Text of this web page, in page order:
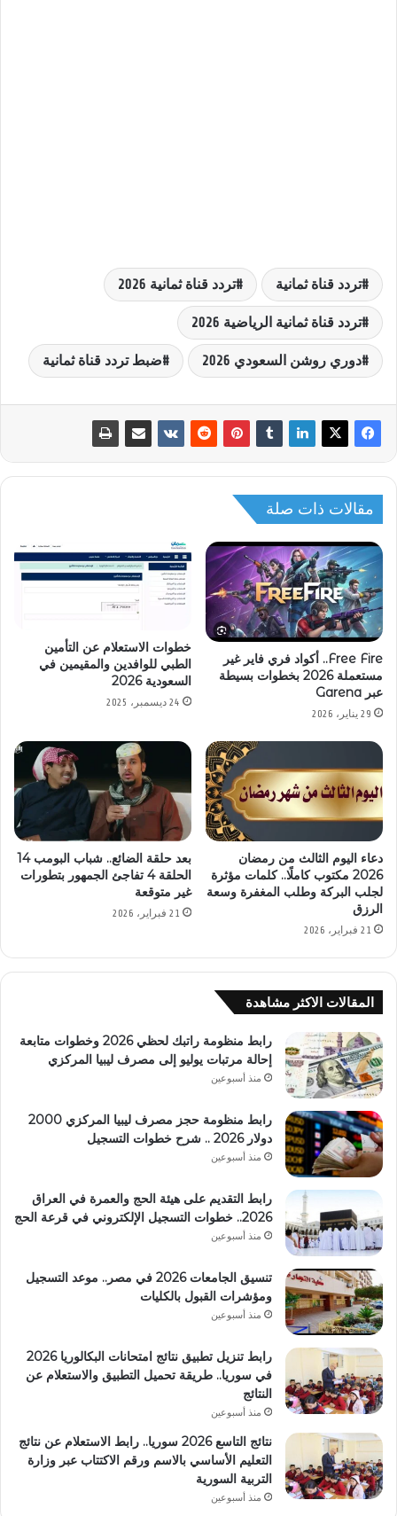
تردد قناة ثمانية تردد قناة ثمانية 2026
تردد قناة ثمانية الرياضية 2026
دوري روشن السعودي 2026 ضبط تردد قناة ثمانية
مقالات ذات صلة
Free Fire.. أكواد فري فاير غير
مستعملة 2026 بخطوات بسيطة
عبر Garena
29 يناير، 2026
خطوات الاستعلام عن التأمين
الطبي للوافدين والمقيمين في
السعودية 2026
24 ديسمبر، 2025
دعاء اليوم الثالث من رمضان
2026 مكتوب كاملًا.. كلمات مؤثرة
لجلب البركة وطلب المغفرة وسعة
الرزق
21 فبراير، 2026
بعد حلقة الضائع.. شباب البومب 14
الحلقة 4 تفاجئ الجمهور بتطورات
غير متوقعة
21 فبراير، 2026
المقالات الاكثر مشاهدة
رابط منظومة راتبك لحظي 2026 وخطوات متابعة
إحالة مرتبات يوليو إلى مصرف ليبيا المركزي
منذ أسبوعين
رابط منظومة حجز مصرف ليبيا المركزي 2000
دولار 2026 .. شرح خطوات التسجيل
منذ أسبوعين
رابط التقديم على هيئة الحج والعمرة في العراق
2026.. خطوات التسجيل الإلكتروني في قرعة الحج
منذ أسبوعين
تنسيق الجامعات 2026 في مصر.. موعد التسجيل
ومؤشرات القبول بالكليات
منذ أسبوعين
رابط تنزيل تطبيق نتائج امتحانات البكالوريا 2026
في سوريا.. طريقة تحميل التطبيق والاستعلام عن
النتائج
منذ أسبوعين
نتائج التاسع 2026 سوريا.. رابط الاستعلام عن نتائج
التعليم الأساسي بالاسم ورقم الاكتتاب عبر وزارة
التربية السورية
منذ أسبوعين